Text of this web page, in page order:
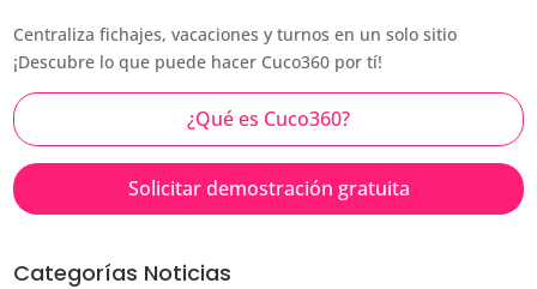
Centraliza fichajes, vacaciones y turnos en un solo sitio
¡Descubre lo que puede hacer Cuco360 por tí!
¿Qué es Cuco360?
Solicitar demostración gratuita
Categorías Noticias